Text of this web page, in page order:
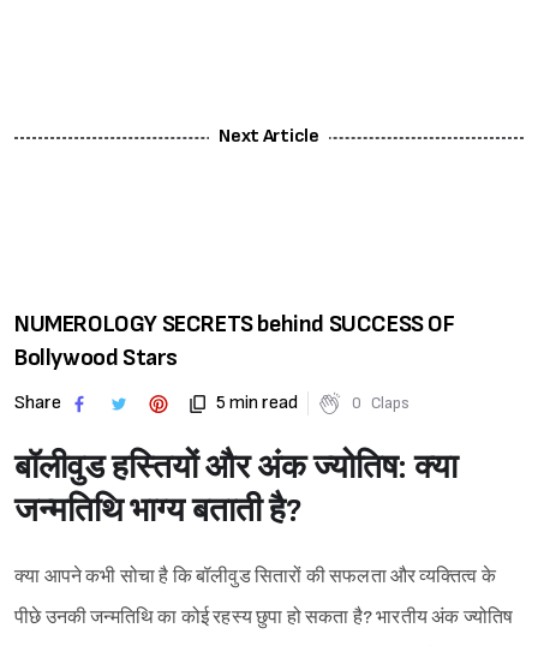
Next Article
NUMEROLOGY SECRETS behind SUCCESS OF
Bollywood Stars
Share 5 min read 0 Claps
बॉलीवुड हस्तियों और अंक ज्योतिष: क्या
जन्मतिथि भाग्य बताती है?
क्या आपने कभी सोचा है कि बॉलीवुड सितारों की सफलता और व्यक्तित्व के
पीछे उनकी जन्मतिथि का कोई रहस्य छुपा हो सकता है? भारतीय अंक ज्योतिष